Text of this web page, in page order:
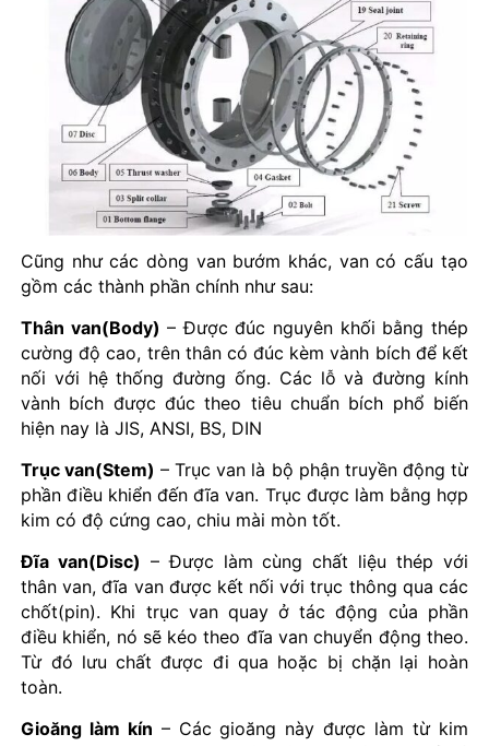
Cũng như các dòng van bướm khác, van có cấu tạo
gồm các thành phần chính như sau:
Thân van(Body) – Được đúc nguyên khối bằng thép
cường độ cao, trên thân có đúc kèm vành bích để kết
nối với hệ thống đường ống. Các lỗ và đường kính
vành bích được đúc theo tiêu chuẩn bích phổ biến
hiện nay là JIS, ANSI, BS, DIN
Trục van(Stem) – Trục van là bộ phận truyền động từ
phần điều khiển đến đĩa van. Trục được làm bằng hợp
kim có độ cứng cao, chiu mài mòn tốt.
Đĩa van(Disc) – Được làm cùng chất liệu thép với
thân van, đĩa van được kết nối với trục thông qua các
chốt(pin). Khi trục van quay ở tác động của phần
điều khiển, nó sẽ kéo theo đĩa van chuyển động theo.
Từ đó lưu chất được đi qua hoặc bị chặn lại hoàn
toàn.
Gioăng làm kín – Các gioăng này được làm từ kim